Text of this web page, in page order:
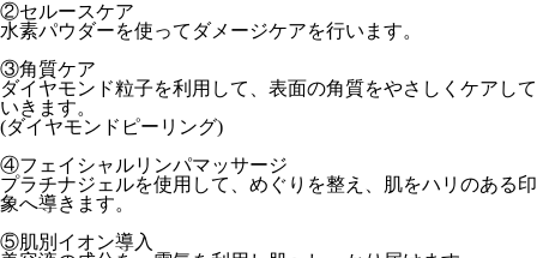
②セルースケア
水素パウダーを使ってダメージケアを行います。
③角質ケア
ダイヤモンド粒子を利用して、表面の角質をやさしくケアして
いきます。
(ダイヤモンドピーリング)
④フェイシャルリンパマッサージ
プラチナジェルを使用して、めぐりを整え、肌をハリのある印
象へ導きます。
⑤肌別イオン導入